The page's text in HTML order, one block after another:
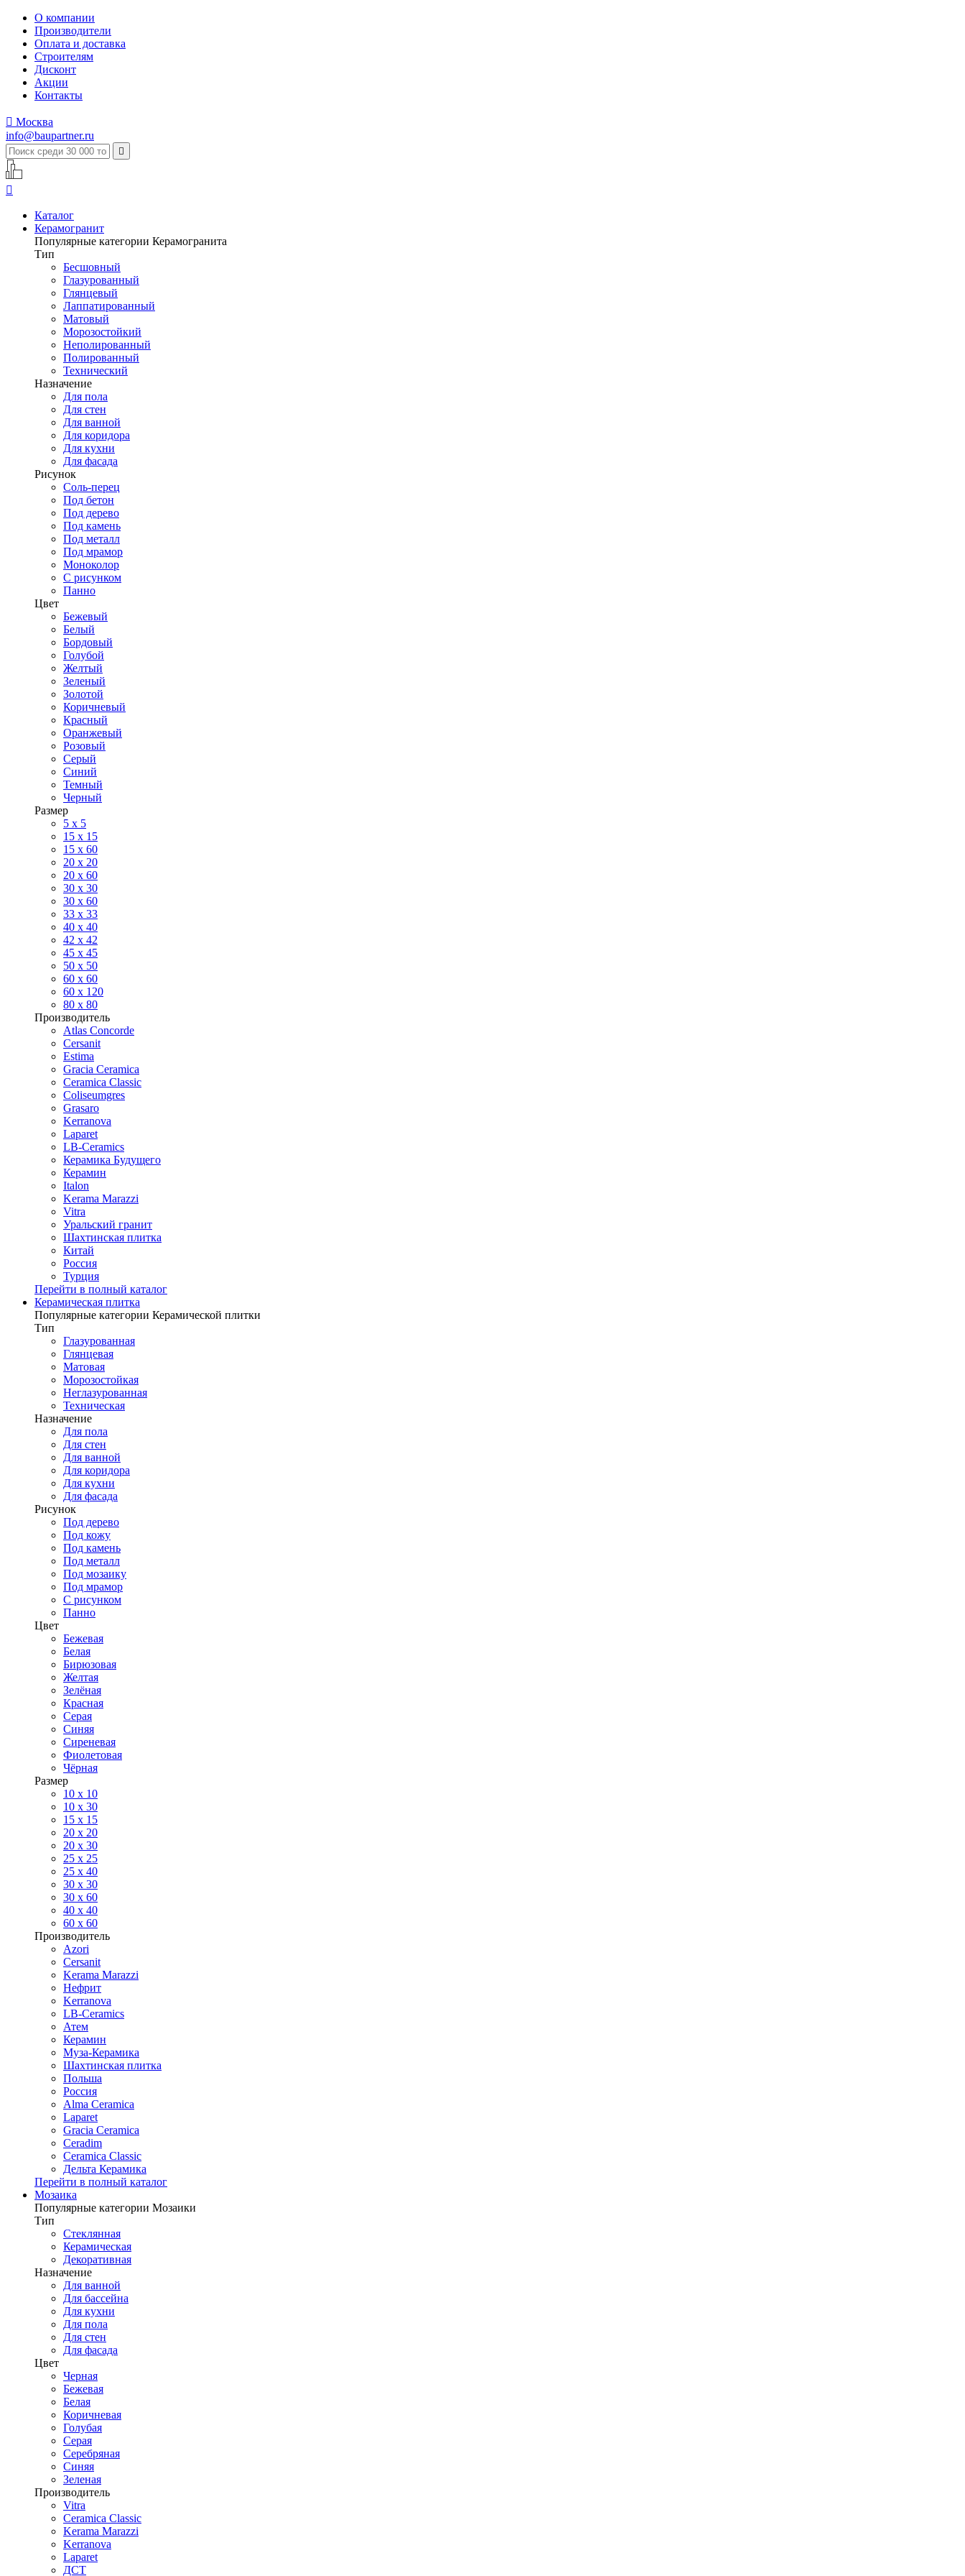
О компании
Производители
Оплата и доставка
Строителям
Дисконт
Акции
Контакты
 Москва
info@baupartner.ru


Каталог
Керамогранит
Популярные категории Керамогранита
Тип
Бесшовный
Глазурованный
Глянцевый
Лаппатированный
Матовый
Морозостойкий
Неполированный
Полированный
Технический
Назначение
Для пола
Для стен
Для ванной
Для коридора
Для кухни
Для фасада
Рисунок
Соль-перец
Под бетон
Под дерево
Под камень
Под металл
Под мрамор
Моноколор
С рисунком
Панно
Цвет
Бежевый
Белый
Бордовый
Голубой
Желтый
Зеленый
Золотой
Коричневый
Красный
Оранжевый
Розовый
Серый
Синий
Темный
Черный
Размер
5 x 5
15 x 15
15 x 60
20 х 20
20 x 60
30 х 30
30 x 60
33 x 33
40 х 40
42 x 42
45 x 45
50 x 50
60 х 60
60 x 120
80 x 80
Производитель
Atlas Concorde
Cersanit
Estima
Gracia Ceramica
Ceramica Classic
Coliseumgres
Grasaro
Kerranova
Laparet
LB-Ceramics
Керамика Будущего
Керамин
Italon
Kerama Marazzi
Vitra
Уральский гранит
Шахтинская плитка
Китай
Россия
Турция
Перейти в полный каталог
Керамическая плитка
Популярные категории Керамической плитки
Тип
Глазурованная
Глянцевая
Матовая
Морозостойкая
Неглазурованная
Техническая
Назначение
Для пола
Для стен
Для ванной
Для коридора
Для кухни
Для фасада
Рисунок
Под дерево
Под кожу
Под камень
Под металл
Под мозаику
Под мрамор
С рисунком
Панно
Цвет
Бежевая
Белая
Бирюзовая
Желтая
Зелёная
Красная
Серая
Синяя
Сиреневая
Фиолетовая
Чёрная
Размер
10 х 10
10 x 30
15 x 15
20 х 20
20 x 30
25 x 25
25 x 40
30 x 30
30 х 60
40 х 40
60 х 60
Производитель
Azori
Cersanit
Kerama Marazzi
Нефрит
Kerranova
LB-Ceramics
Атем
Керамин
Муза-Керамика
Шахтинская плитка
Польша
Россия
Alma Ceramica
Laparet
Gracia Ceramica
Ceradim
Ceramica Classic
Дельта Керамика
Перейти в полный каталог
Мозаика
Популярные категории Мозаики
Тип
Стеклянная
Керамическая
Декоративная
Назначение
Для ванной
Для бассейна
Для кухни
Для пола
Для стен
Для фасада
Цвет
Черная
Бежевая
Белая
Коричневая
Голубая
Серая
Серебряная
Синяя
Зеленая
Производитель
Vitra
Ceramica Classic
Kerama Marazzi
Kerranova
Laparet
ДСТ